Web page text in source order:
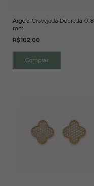
Argola Cravejada Dourada 0,8
mm
R$102,00